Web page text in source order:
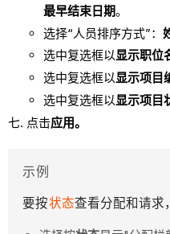
最早结束日期。
选择“人员排序方式”：
选中复选框以显示职位
选中复选框以显示项目
选中复选框以显示项目
点击应用。
示例
要按状态查看分配和请求